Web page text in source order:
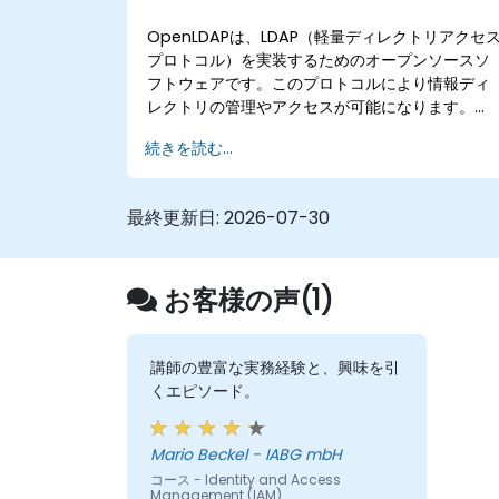
OpenLDAPは、LDAP（軽量ディレクトリアクセ
プロトコル）を実装するためのオープンソースソ
フトウェアです。このプロトコルにより情報ディ
レクトリの管理やアクセスが可能になります。
ーバーであり、ネットワーク上のユーザー、グル
ープ、ネットワークリソースおよびその他のオブ
用できます。
続きを読む...
最終更新日: 2026-07-30
お客様の声(1)
講師の豊富な実務経験と、興味を引
くエピソード。
Mario Beckel - IABG mbH
コース - Identity and Access